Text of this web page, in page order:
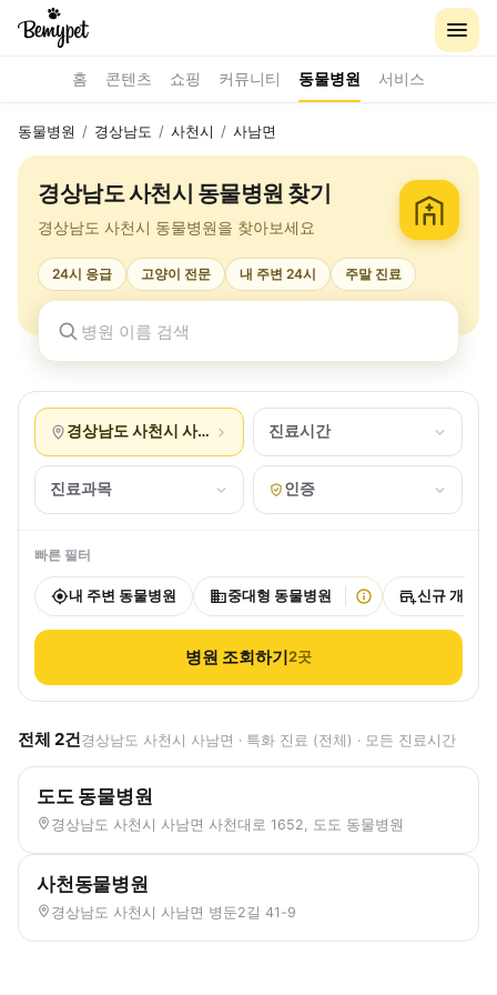
홈 콘텐츠 쇼핑 커뮤니티 동물병원 서비스
동물병원 / 경상남도 / 사천시 / 사남면
경상남도 사천시 동물병원 찾기
경상남도 사천시 동물병원을 찾아보세요
24시 응급 고양이 전문 내 주변 24시 주말 진료
경상남도 사천시 사남면 진료시간
진료과목 인증
빠른 필터
내 주변 동물병원 중대형 동물병원 신규 개원
병원 조회하기2곳
전체 2건경상남도 사천시 사남면 · 특화 진료 (전체) · 모든 진료시간
도도 동물병원
경상남도 사천시 사남면 사천대로 1652, 도도 동물병원
사천동물병원
경상남도 사천시 사남면 병둔2길 41-9